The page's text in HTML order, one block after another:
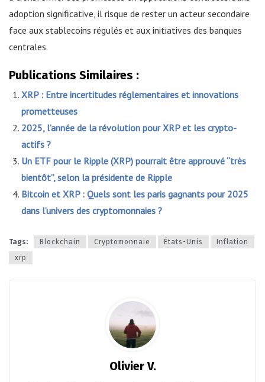
adoption significative, il risque de rester un acteur secondaire
face aux stablecoins régulés et aux initiatives des banques
centrales.
Publications Similaires :
XRP : Entre incertitudes réglementaires et innovations
prometteuses
2025, l’année de la révolution pour XRP et les crypto-
actifs ?
Un ETF pour le Ripple (XRP) pourrait être approuvé “très
bientôt”, selon la présidente de Ripple
Bitcoin et XRP : Quels sont les paris gagnants pour 2025
dans l’univers des cryptomonnaies ?
Tags: Blockchain Cryptomonnaie États-Unis
Inflation
xrp
Olivier V.